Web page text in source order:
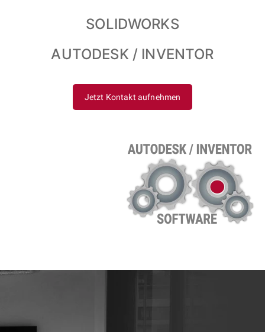
SOLIDWORKS
AUTODESK / INVENTOR
Jetzt Kontakt aufnehmen